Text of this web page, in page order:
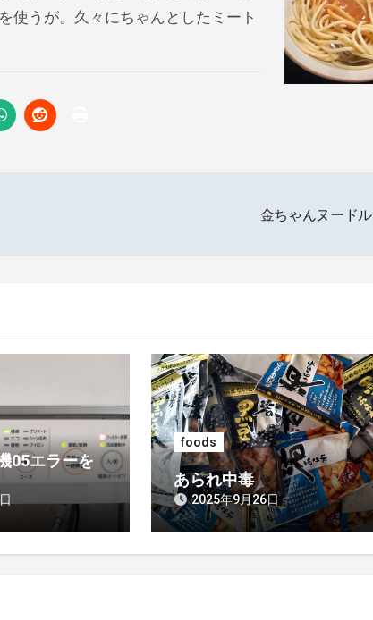
使うが。久々にちゃんとしたミート
金ちゃんヌードル
05エラーを
foods
あられ中毒
2025年9月26日